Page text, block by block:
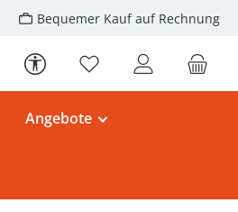
Bequemer Kauf auf Rechnung
Werkzeugleiste anzeigen
Du hast 0 Produkte
Angebote